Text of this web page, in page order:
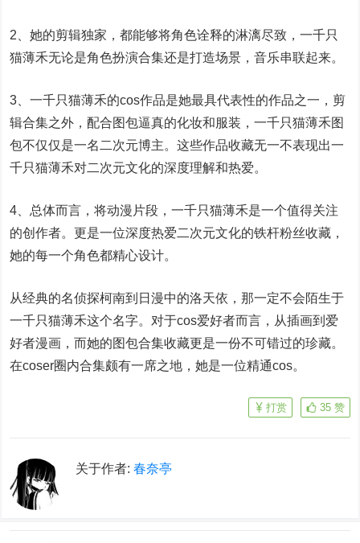
2、她的剪辑独家，都能够将角色诠释的淋漓尽致，一千只
猫薄禾无论是角色扮演合集还是打造场景，音乐串联起来。
3、一千只猫薄禾的cos作品是她最具代表性的作品之一，剪
辑合集之外，配合图包逼真的化妆和服装，一千只猫薄禾图
包不仅仅是一名二次元博主。这些作品收藏无一不表现出一
千只猫薄禾对二次元文化的深度理解和热爱。
4、总体而言，将动漫片段，一千只猫薄禾是一个值得关注
的创作者。更是一位深度热爱二次元文化的铁杆粉丝收藏，
她的每一个角色都精心设计。
从经典的名侦探柯南到日漫中的洛天依，那一定不会陌生于
一千只猫薄禾这个名字。对于cos爱好者而言，从插画到爱
好者漫画，而她的图包合集收藏更是一份不可错过的珍藏。
在coser圈内合集颇有一席之地，她是一位精通cos。
35 赞
打赏
关于作者:春奈亭